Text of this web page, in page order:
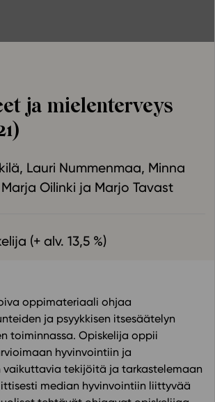
tekoälyn käyttöön
ja mielenterveys
Lauri Nummenmaa Minna
Marja Oilinki Marjo Tavast
(+ alv. 13,5 %)
oppimateriaali ohjaa
ja psyykkisen itsesäätelyn
toiminnassa. Opiskelija oppii
hyvinvointiin ja
vaikuttavia tekijöitä ja tarkastelemaan
median hyvinvointiin liittyvää